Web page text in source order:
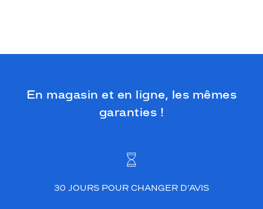
En magasin et en ligne, les mêmes
garanties !
30 JOURS POUR CHANGER D’AVIS